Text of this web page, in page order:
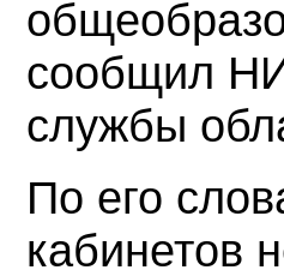
сообщил
службы
По его
кабинетов